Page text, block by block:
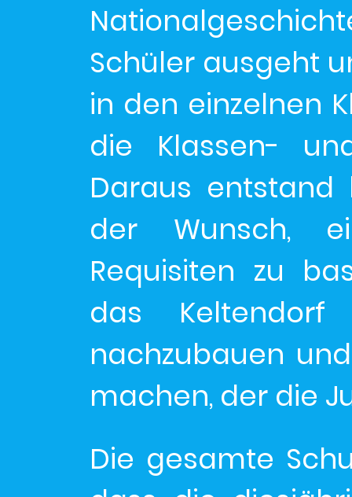
Schüler ausgeht
in den einzelnen
die Klassen-
Daraus entstand
der Wunsch,
Requisiten zu
das
nachzubauen
machen, der die
Die gesamte